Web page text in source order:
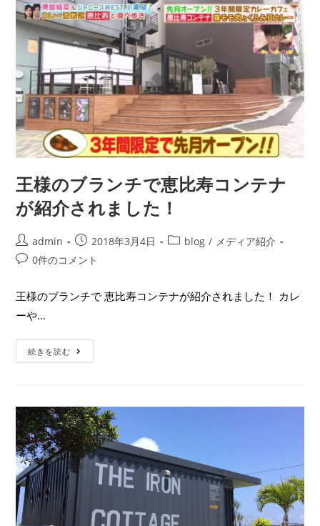
王様のブランチで恵比寿コンテナ
が紹介されました！
admin 2018年3月4日 blog / メディア紹介
0件のコメント
王様のブランチで 恵比寿コンテナが紹介されました！ カレ
ーや…
続きを読む